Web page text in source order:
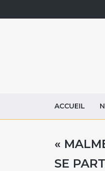
ACCUEIL
«
SE